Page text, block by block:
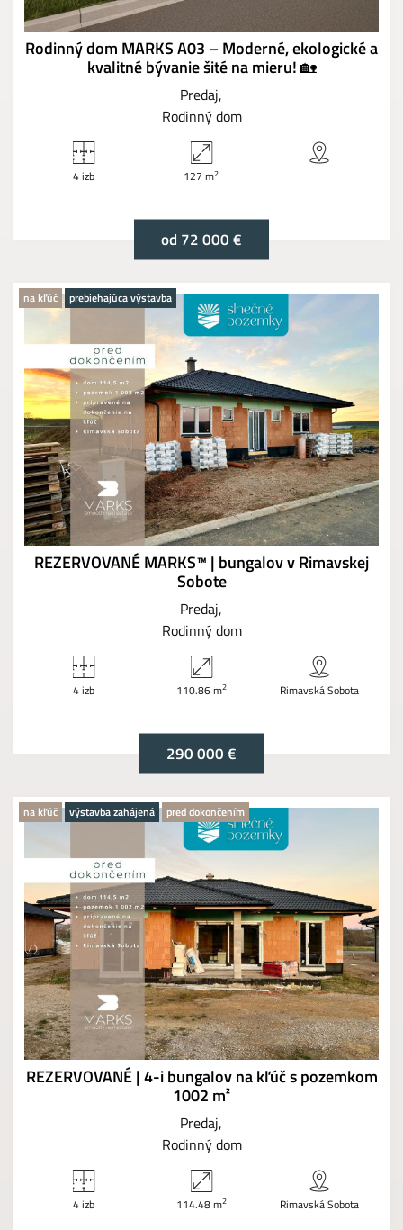
Rodinný dom MARKS A03 – Moderné, ekologické a
kvalitné bývanie šité na mieru! 🏡
Predaj
Rodinný dom
4 izb 127 m2
od 72 000 €
na kľúč prebiehajúca výstavba
REZERVOVANÉ MARKS™ | bungalov v Rimavskej
Sobote
Predaj
Rodinný dom
4 izb 110.86 m2 Rimavská Sobota
290 000 €
na kľúč výstavba zahájená pred dokončením
REZERVOVANÉ | 4-i bungalov na kľúč s pozemkom
1002 m²
Predaj
Rodinný dom
4 izb 114.48 m2 Rimavská Sobota